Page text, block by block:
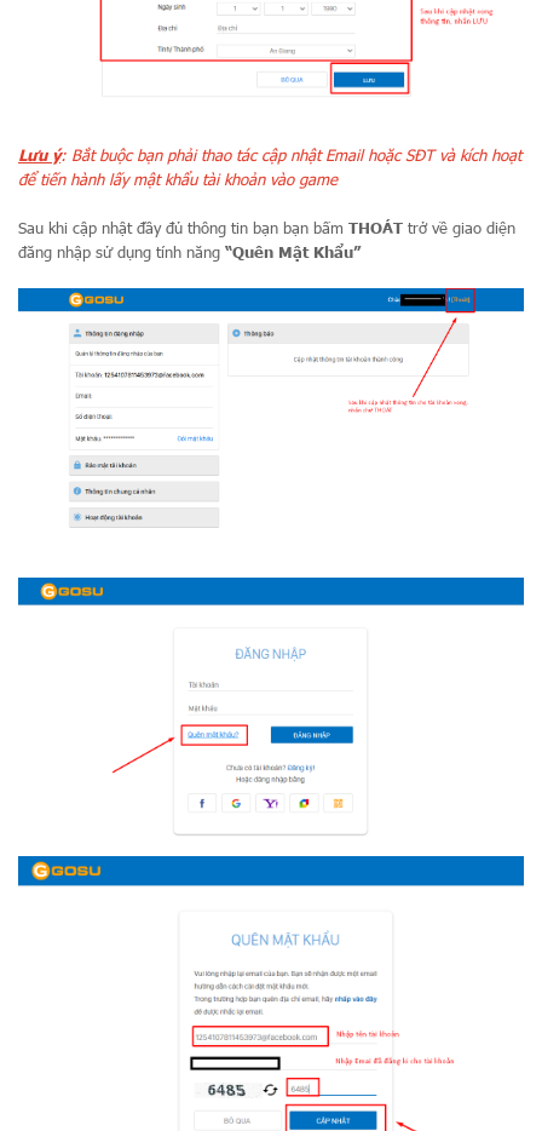
Lưu ý: Bắt buộc bạn phải thao tác cập nhật Email hoặc SĐT và kích hoạt
để tiến hành lấy mật khẩu tài khoản vào game
Sau khi cập nhật đầy đủ thông tin bạn bạn bấm THOÁT trở về giao diện
đăng nhập sử dụng tính năng “Quên Mật Khẩu”